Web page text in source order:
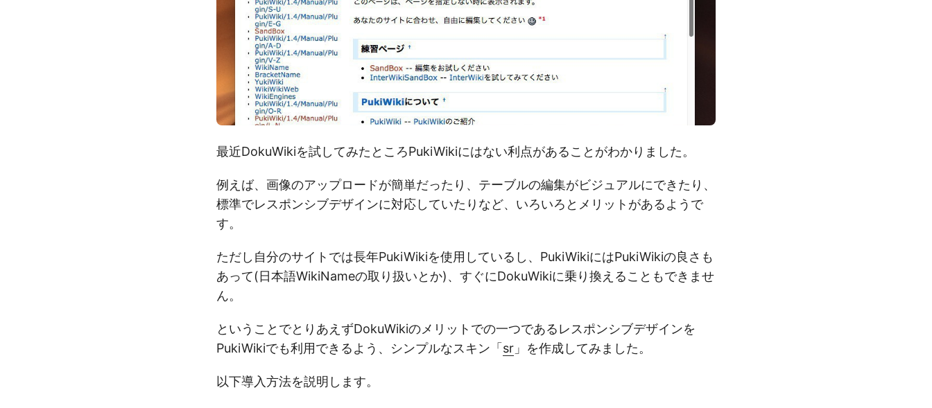
最近DokuWikiを試してみたところPukiWikiにはない利点があることがわかりました。
例えば、画像のアップロードが簡単だったり、テーブルの編集がビジュアルにできたり、
標準でレスポンシブデザインに対応していたりなど、いろいろとメリットがあるようで
す。
ただし自分のサイトでは長年PukiWikiを使用しているし、PukiWikiにはPukiWikiの良さも
あって(日本語WikiNameの取り扱いとか)、すぐにDokuWikiに乗り換えることもできませ
ん。
ということでとりあえずDokuWikiのメリットでの一つであるレスポンシブデザインを
PukiWikiでも利用できるよう、シンプルなスキン「 sr 」を作成してみました。
以下導入方法を説明します。